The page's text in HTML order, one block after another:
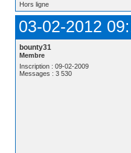
Hors ligne
03-02-2012
bounty31
Membre
Inscription : 09-02-2009
Messages : 3 530